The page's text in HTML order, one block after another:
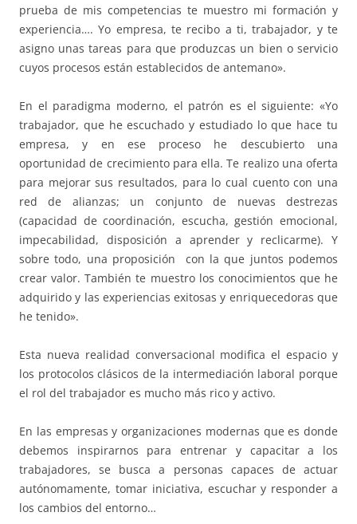
prueba de mis competencias te muestro mi formación y
experiencia…. Yo empresa, te recibo a ti, trabajador, y te
asigno unas tareas para que produzcas un bien o servicio
cuyos procesos están establecidos de antemano».
En el paradigma moderno, el patrón es el siguiente: «Yo
trabajador, que he escuchado y estudiado lo que hace tu
empresa, y en ese proceso he descubierto una
oportunidad de crecimiento para ella. Te realizo una oferta
para mejorar sus resultados, para lo cual cuento con una
red de alianzas; un conjunto de nuevas destrezas
(capacidad de coordinación, escucha, gestión emocional,
impecabilidad, disposición a aprender y reclicarme). Y
sobre todo, una proposición con la que juntos podemos
crear valor. También te muestro los conocimientos que he
adquirido y las experiencias exitosas y enriquecedoras que
he tenido».
Esta nueva realidad conversacional modifica el espacio y
los protocolos clásicos de la intermediación laboral porque
el rol del trabajador es mucho más rico y activo.
En las empresas y organizaciones modernas que es donde
debemos inspirarnos para entrenar y capacitar a los
trabajadores, se busca a personas capaces de actuar
autónomamente, tomar iniciativa, escuchar y responder a
los cambios del entorno…